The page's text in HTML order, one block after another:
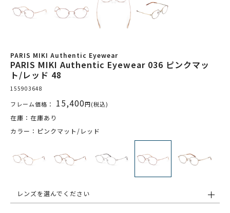
PARIS MIKI Authentic Eyewear
PARIS MIKI Authentic Eyewear 036 ピンクマッ
ト/レッド 48
155903648
フレーム価格： 15,400円(税込)
在庫：在庫あり
カラー：ピンクマット/レッド
レンズを選んでください